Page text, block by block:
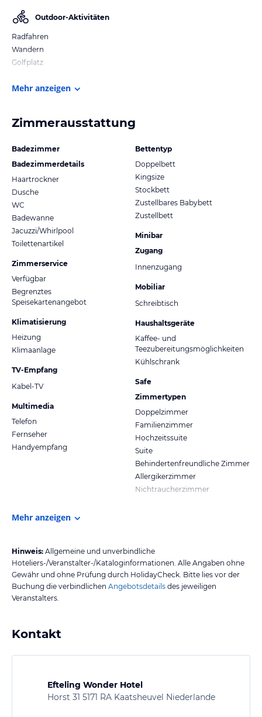
Outdoor-Aktivitäten
Radfahren
Wandern
Golfplatz
Mehr anzeigen
Zimmerausstattung
Badezimmer
Badezimmerdetails
Haartrockner
Dusche
WC
Badewanne
Jacuzzi/Whirlpool
Toilettenartikel
Zimmerservice
Verfügbar
Begrenztes
Speisekartenangebot
Klimatisierung
Heizung
Klimaanlage
TV-Empfang
Kabel-TV
Multimedia
Telefon
Fernseher
Handyempfang
Bettentyp
Doppelbett
Kingsize
Stockbett
Zustellbares Babybett
Zustellbett
Minibar
Zugang
Innenzugang
Mobiliar
Schreibtisch
Haushaltsgeräte
Kaffee- und
Teezubereitungsmöglichkeiten
Kühlschrank
Safe
Zimmertypen
Doppelzimmer
Familienzimmer
Hochzeitssuite
Suite
Behindertenfreundliche Zimmer
Allergikerzimmer
Nichtraucherzimmer
Mehr anzeigen
Hinweis: Allgemeine und unverbindliche
Hoteliers-/Veranstalter-/Kataloginformationen. Alle Angaben ohne
Gewähr und ohne Prüfung durch HolidayCheck. Bitte lies vor der
Buchung die verbindlichen Angebotsdetails des jeweiligen
Veranstalters.
Kontakt
Efteling Wonder Hotel
Horst 31 5171 RA Kaatsheuvel Niederlande